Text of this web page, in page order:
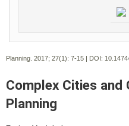
Planning. 2017; 27(1): 7-15 | DOI:
Complex Cities and
Planning